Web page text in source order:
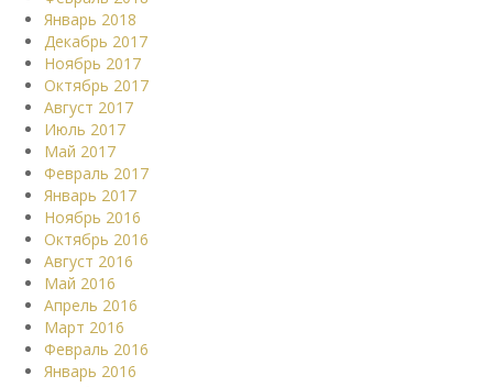
Январь 2018
Декабрь 2017
Ноябрь 2017
Октябрь 2017
Август 2017
Июль 2017
Май 2017
Февраль 2017
Январь 2017
Ноябрь 2016
Октябрь 2016
Август 2016
Май 2016
Апрель 2016
Март 2016
Февраль 2016
Январь 2016